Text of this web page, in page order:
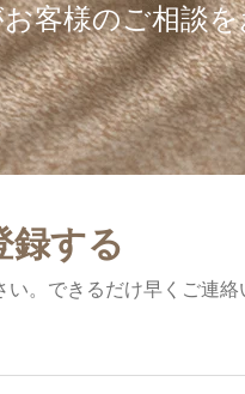
客様のご相談
録する
。できるだけ早くご連絡